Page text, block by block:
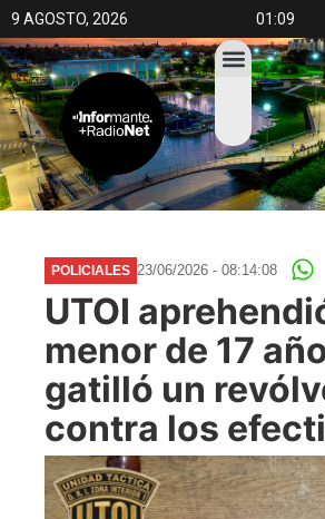
9 AGOSTO, 2026 01:09
POLICIALES 23/06/2026 - 08:14:08
UTOI
menor de 17
gatilló un
contra los